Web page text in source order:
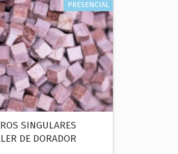
SINGULARES
DE DORADOR
PRESENCIAL